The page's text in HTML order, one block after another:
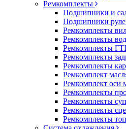
Ремкомплекты
Подшипники и
Подшипники
Ремкомплекты
Ремкомплекты
Ремкомплекты
Ремкомплекты
Ремкомплекты
Ремкомплект
Ремкомплект оси
Ремкомплекты
Ремкомплекты
Ремкомплекты
Ремкомплекты